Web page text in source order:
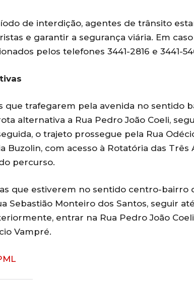
de interdição, agentes de trânsito
e garantir a segurança viária. Em
pelos telefones 3441-2816 e 3441-
que trafegarem pela avenida no sentido
alternativa a Rua Pedro João Coeli,
o trajeto prossegue pela Rua
Buzolin, com acesso à Rotatória das Três
percurso.
que estiverem no sentido centro-bairro
Sebastião Monteiro dos Santos, seguir
entrar na Rua Pedro João
Vampré.